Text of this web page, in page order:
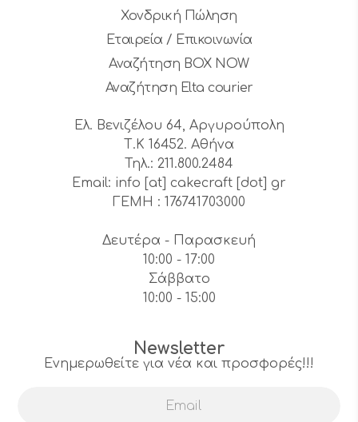
Χονδρική Πώληση
Εταιρεία / Επικοινωνία
Αναζήτηση BOX NOW
Αναζήτηση Elta courier
Ελ. Βενιζέλου 64, Αργυρούπολη
Τ.Κ 16452. Αθήνα
Τηλ.: 211.800.2484
Email: info [at] cakecraft [dot] gr
ΓΕΜΗ : 176741703000
Δευτέρα - Παρασκευή
10:00 - 17:00
Σάββατο
10:00 - 15:00
Newsletter
Ενημερωθείτε για νέα και προσφορές!!!